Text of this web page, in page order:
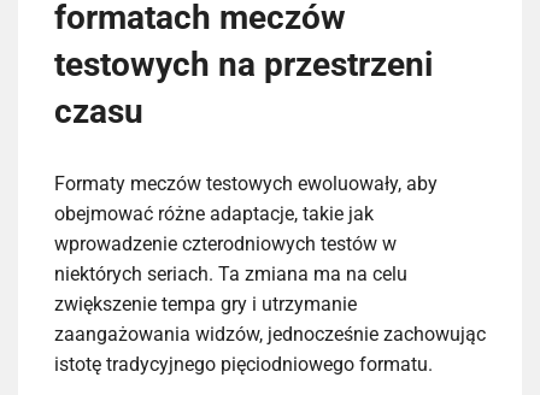
formatach meczów
testowych na przestrzeni
czasu
Formaty meczów testowych ewoluowały, aby
obejmować różne adaptacje, takie jak
wprowadzenie czterodniowych testów w
niektórych seriach. Ta zmiana ma na celu
zwiększenie tempa gry i utrzymanie
zaangażowania widzów, jednocześnie zachowując
istotę tradycyjnego pięciodniowego formatu.